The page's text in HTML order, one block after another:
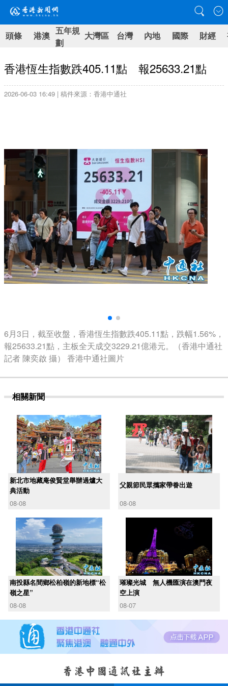
頭條 港澳 五年規
劃
大灣區 台灣 內地 國際 財經
香港恆生指數跌405.11點 報25633.21點
2026-06-03 16:49 | 稿件來源：香港中通社
6月3日，截至收盤，香港恆生指數跌405.11點，跌幅1.56%，
報25633.21點，主板全天成交3229.21億港元。（香港中通社
記者 陳奕啟 攝） 香港中通社圖片
相關新聞
新北市地藏庵俊賢堂舉辦過爐大
典活動
08-08
父親節民眾攜家帶眷出遊
08-08
南投縣名間鄉松柏嶺的新地標“松
嶺之星”
08-08
璀璨光城 無人機匯演在澳門夜
空上演
08-07